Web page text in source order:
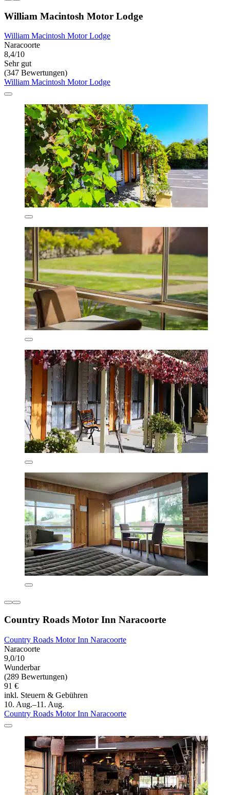
William Macintosh Motor Lodge
William Macintosh Motor Lodge
Naracoorte
8,4/10
Sehr gut
(347 Bewertungen)
William Macintosh Motor Lodge
Country Roads Motor Inn Naracoorte
Country Roads Motor Inn Naracoorte
Naracoorte
9,0/10
Wunderbar
(289 Bewertungen)
91 €
inkl. Steuern & Gebühren
10. Aug.–11. Aug.
Country Roads Motor Inn Naracoorte